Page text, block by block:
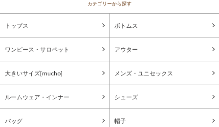
カテゴリーから探す
トップス ボトムス
ワンピース・サロペット アウター
大きいサイズ[mucho] メンズ・ユニセックス
ルームウェア・インナー シューズ
バッグ 帽子